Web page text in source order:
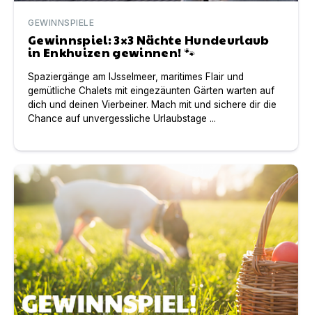
GEWINNSPIELE
Gewinnspiel: 3×3 Nächte Hundeurlaub
in Enkhuizen gewinnen! 🐾
Spaziergänge am IJsselmeer, maritimes Flair und
gemütliche Chalets mit eingezäunten Gärten warten auf
dich und deinen Vierbeiner. Mach mit und sichere dir die
Chance auf unvergessliche Urlaubstage ...
Gewinnspiel: Traumurlaub mit Hund in Olburgen